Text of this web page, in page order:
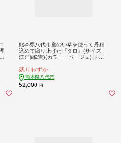
熊本県八代市産のい草を使って丹精
込めて織り上げた『タロ』(サイズ：
江戸間2畳)(カラー：ベージュ) 国産
毯 マット 織物 敷き物 インテリア
残りわずか
熊本県八代市
52,000 円